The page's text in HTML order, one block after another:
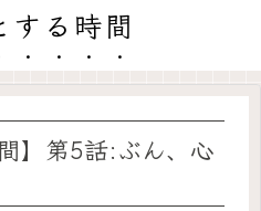
する時間
】第5話:ぶん、心